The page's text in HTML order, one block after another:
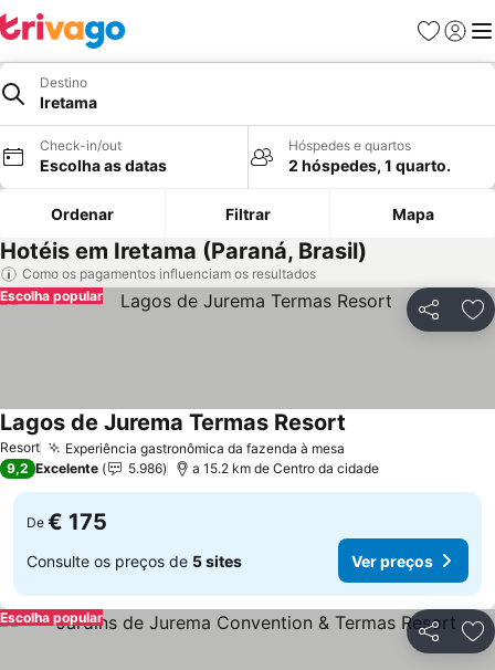
Favoritos
Iniciar
Destino
Iretama
Check-in/out
Escolha as datas
Hóspedes e quartos
2 hóspedes, 1 quarto.
Ordenar Filtrar Mapa
Hotéis em Iretama (Paraná, Brasil)
Como os pagamentos influenciam os resultados
Partilhar
Escolha popular
Resort Experiência gastronômica da fazenda à mesa
Lagos de Jurema Termas Resort
9,2 Excelente 5.986 a 15.2 km de Centro da cidade
De € 175
Consulte os preços de 5 sites Ver preços
Partilhar
Escolha popular